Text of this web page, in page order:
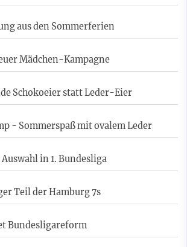
aus den Sommerferien
Mädchen-Kampagne
Schokoeier statt Leder-Eier
- Sommerspaß mit ovalem Leder
in 1. Bundesliga
Teil der Hamburg 7s
Bundesligareform